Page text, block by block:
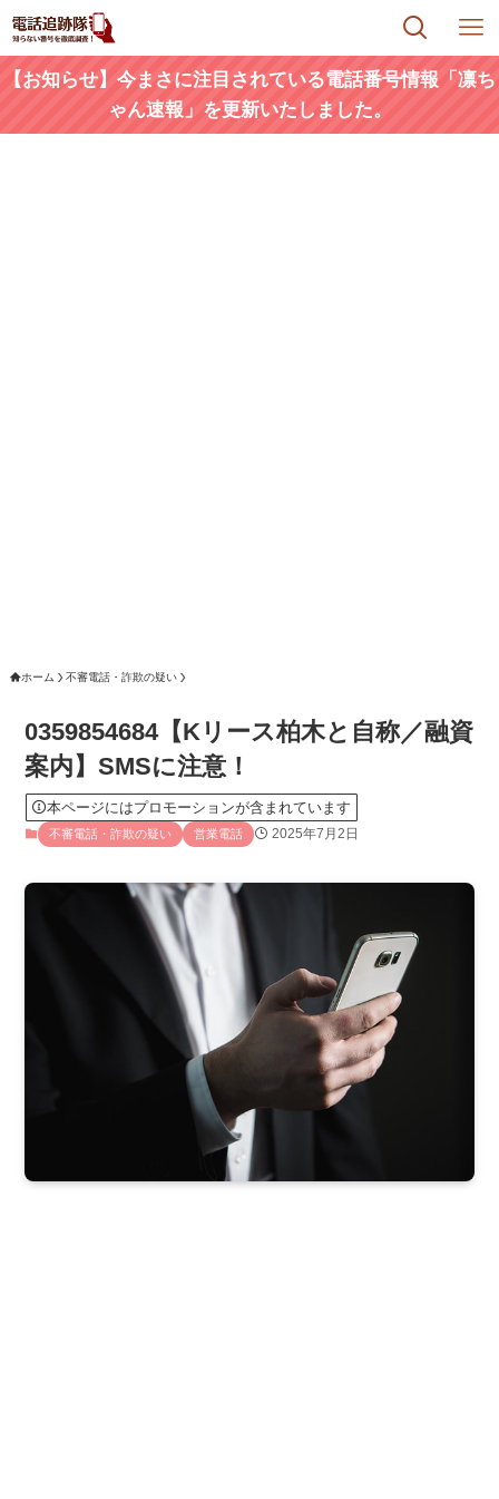
【お知らせ】今まさに注目されている電話番号情報「凛ち
ゃん速報」を更新いたしました。
ホーム 不審電話・詐欺の疑い
0359854684【Kリース柏木と自称／融資
案内】SMSに注意！
本ページにはプロモーションが含まれています
不審電話・詐欺の疑い 営業電話 2025年7月2日